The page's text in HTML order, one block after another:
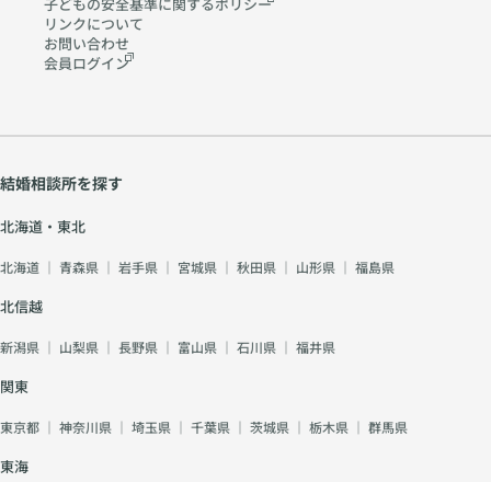
リンクについて
お問い合わせ
会員ログイン
結婚相談所を探す
北海道・東北
北海道 ｜ 青森県 ｜ 岩手県 ｜ 宮城県 ｜ 秋田県 ｜ 山形県 ｜ 福島県
北信越
新潟県 ｜ 山梨県 ｜ 長野県 ｜ 富山県 ｜ 石川県 ｜ 福井県
関東
東京都 ｜ 神奈川県 ｜ 埼玉県 ｜ 千葉県 ｜ 茨城県 ｜ 栃木県 ｜ 群馬県
東海